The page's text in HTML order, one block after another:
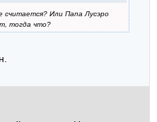
считается? Или Папа Лусэро
тогда что?